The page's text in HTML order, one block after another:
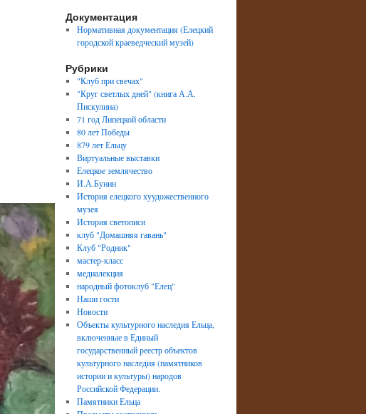
Документация
Нормативная документация (Елецкий
городской краеведческий музей)
Рубрики
"Клуб при свечах"
"Круг светлых дней" (книга А.А.
Пискулина)
71 год Липецкой области
80 лет Победы
879 лет Ельцу
Виртуальные выставки
Елецкое землячество
И.А.Бунин
История елецкого хуудожественного
музея
История светописи
клуб "Домашняя гавань"
Клуб "Родник"
мастер-класс
медиалекция
народный фотоклуб "Елец"
Наши гости
Новости
Объекты культурного наследия Ельца,
включенные в Единый
государственный реестр объектов
культурного наследия (памятников
истории и культуры) народов
Российской Федерации.
Памятники Ельца